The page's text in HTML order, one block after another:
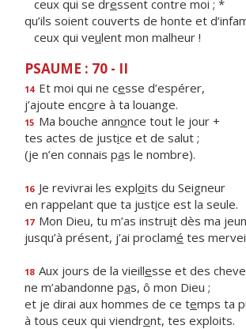
ceux qui se dressent contre moi ; *
qu’ils soient couverts de honte et
ceux qui veulent mon malheur !
PSAUME : 70 - II
14 Et moi qui ne cesse d’espérer,
j’ajoute encore à ta louange.
15 Ma bouche annonce tout le jour +
tes actes de justice et de salut ;
(je n’en connais pas le nombre).
16 Je revivrai les exploits du Seigneur
en rappelant que ta justice est la seule.
17 Mon Dieu, tu m’as instruit dès ma
jusqu’à présent, j’ai proclamé tes
18 Aux jours de la vieillesse et des
ne m’abandonne pas, ô mon Dieu ;
et je dirai aux hommes de ce temps ta
à tous ceux qui viendront, tes exploits.